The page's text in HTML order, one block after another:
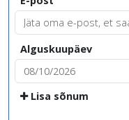
Alguskuupäev
Lisa sõnum